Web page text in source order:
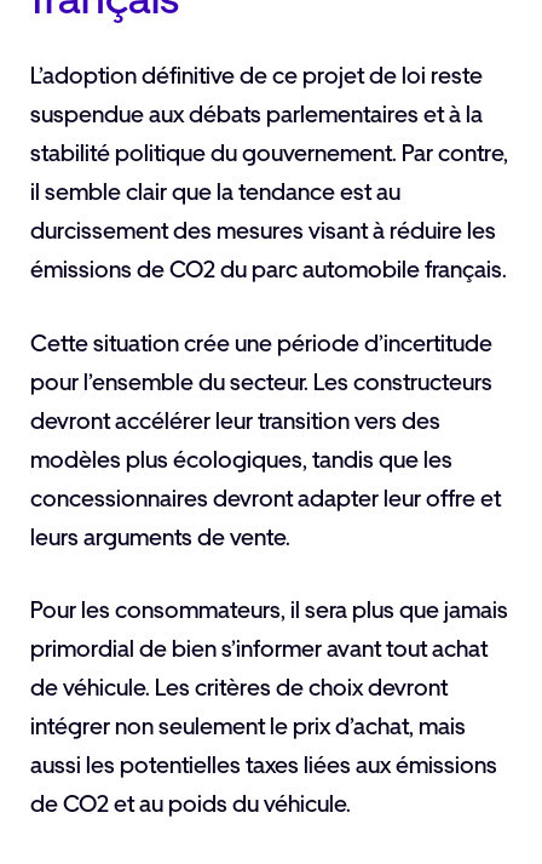
L’adoption définitive de ce projet de loi reste
suspendue aux débats parlementaires et à la
stabilité politique du gouvernement. Par contre,
il semble clair que la tendance est au
durcissement des mesures visant à réduire les
émissions de CO2 du parc automobile français.
Cette situation crée une période d’incertitude
pour l’ensemble du secteur. Les constructeurs
devront accélérer leur transition vers des
modèles plus écologiques, tandis que les
concessionnaires devront adapter leur offre et
leurs arguments de vente.
Pour les consommateurs, il sera plus que jamais
primordial de bien s’informer avant tout achat
de véhicule. Les critères de choix devront
intégrer non seulement le prix d’achat, mais
aussi les potentielles taxes liées aux émissions
de CO2 et au poids du véhicule.